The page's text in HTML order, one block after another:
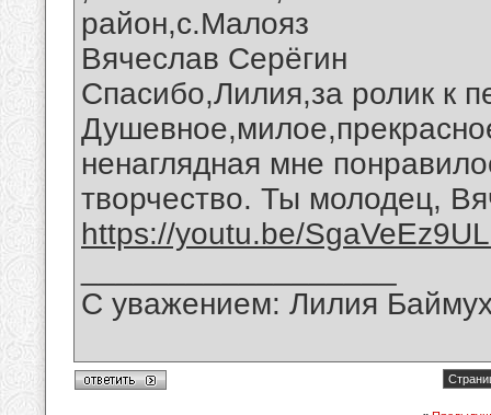
район,с.Малояз
Вячеслав Серёгин
Спасибо,Лилия,за ролик к
ненаглядная мне
творчество. Ты молодец,
https://youtu.be/
С уважением: Лилия